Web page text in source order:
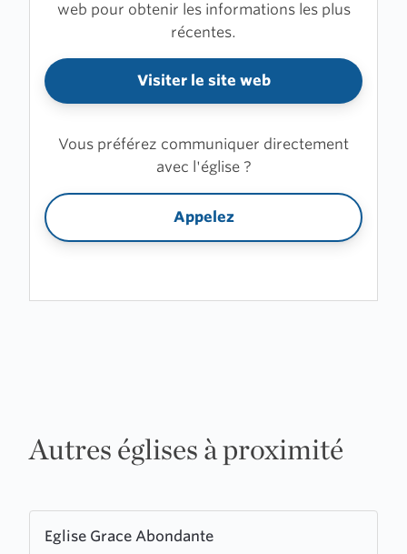
web pour obtenir les informations les plus
récentes.
Visiter le site web
Vous préférez communiquer directement
avec l'église ?
Appelez
Autres églises à proximité
Eglise Grace Abondante
more